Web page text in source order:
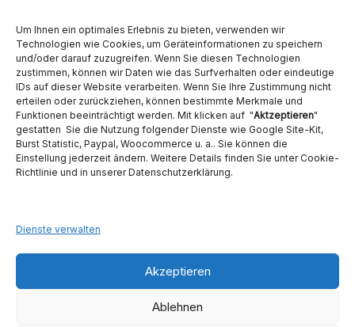
Um Ihnen ein optimales Erlebnis zu bieten, verwenden wir
Technologien wie Cookies, um Geräteinformationen zu speichern
und/oder darauf zuzugreifen. Wenn Sie diesen Technologien
zustimmen, können wir Daten wie das Surfverhalten oder eindeutige
IDs auf dieser Website verarbeiten. Wenn Sie Ihre Zustimmung nicht
erteilen oder zurückziehen, können bestimmte Merkmale und
Funktionen beeinträchtigt werden. Mit klicken auf "Aktzeptieren"
gestatten Sie die Nutzung folgender Dienste wie Google Site-Kit,
Burst Statistic, Paypal, Woocommerce u. a.. Sie können die
Einstellung jederzeit ändern. Weitere Details finden Sie unter Cookie-
Richtlinie und in unserer Datenschutzerklärung.
Dienste verwalten
Akzeptieren
Ablehnen
Ambident GmbH
Dental Geräte Handel und Service
Neumannstraße 3B
Fax.: 030 54 83 72 85